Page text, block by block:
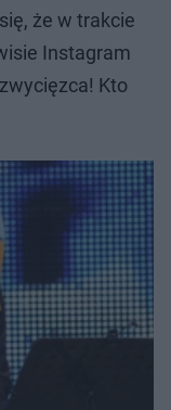
że w trakcie
Instagram
Kto